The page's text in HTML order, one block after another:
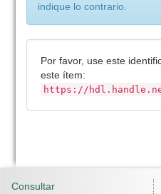
indique lo contrario.
Por favor, use este
este ítem:
https://
Consultar